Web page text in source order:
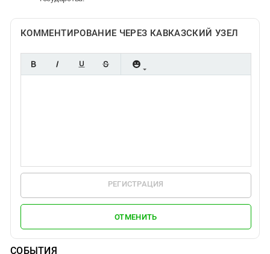
КОММЕНТИРОВАНИЕ ЧЕРЕЗ КАВКАЗСКИЙ УЗЕЛ
РЕГИСТРАЦИЯ
ОТМЕНИТЬ
СОБЫТИЯ